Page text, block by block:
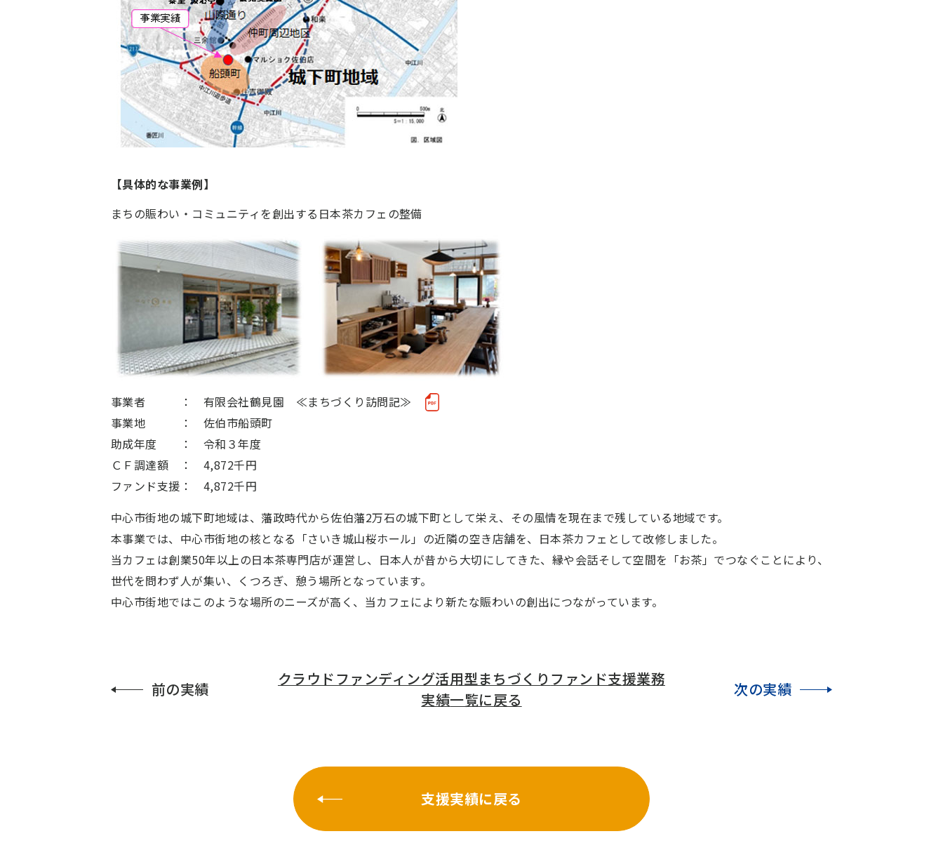
【具体的な事業例】
まちの賑わい・コミュニティを創出する日本茶カフェの整備
事業者 ： 有限会社鶴見園 ≪まちづくり訪問記≫
事業地 ： 佐伯市船頭町
助成年度 ： 令和３年度
ＣＦ調達額 ： 4,872千円
ファンド支援： 4,872千円
中心市街地の城下町地域は、藩政時代から佐伯藩2万石の城下町として栄え、その風情を現在まで残している地域です。
本事業では、中心市街地の核となる「さいき城山桜ホール」の近隣の空き店舗を、日本茶カフェとして改修しました。
当カフェは創業50年以上の日本茶専門店が運営し、日本人が昔から大切にしてきた、縁や会話そして空間を「お茶」でつなぐことにより、
世代を問わず人が集い、くつろぎ、憩う場所となっています。
中心市街地ではこのような場所のニーズが高く、当カフェにより新たな賑わいの創出につながっています。
前の実績
クラウドファンディング活用型まちづくり ファンド支援業務
実績一覧に戻る
次の実績
支援実績に戻る